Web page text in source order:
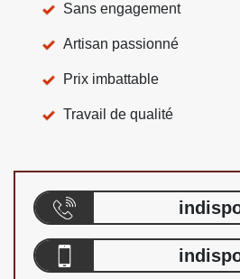
Sans engagement
Artisan passionné
Prix imbattable
Travail de qualité